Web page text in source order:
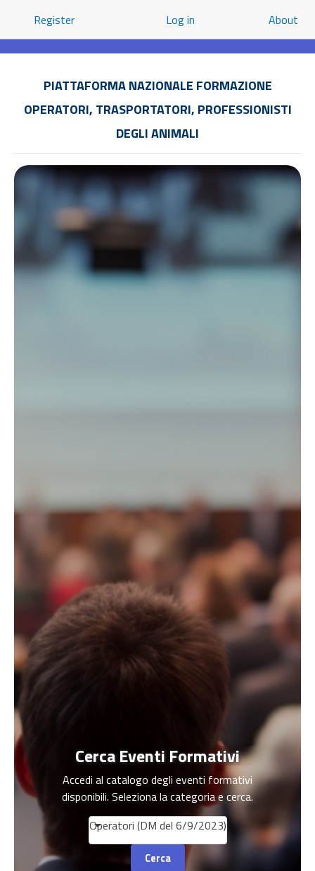
Register Log in About
PIATTAFORMA NAZIONALE FORMAZIONE
OPERATORI, TRASPORTATORI, PROFESSIONISTI
DEGLI ANIMALI
Cerca Eventi Formativi
Accedi al catalogo degli eventi formativi
disponibili. Seleziona la categoria e cerca.
Operatori (DM del 6/9/2023)
Cerca